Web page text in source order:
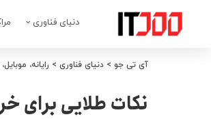
دنیای فناوری
آی تی جو > دنیای فناوری > رایانه،
نکات طلایی برای